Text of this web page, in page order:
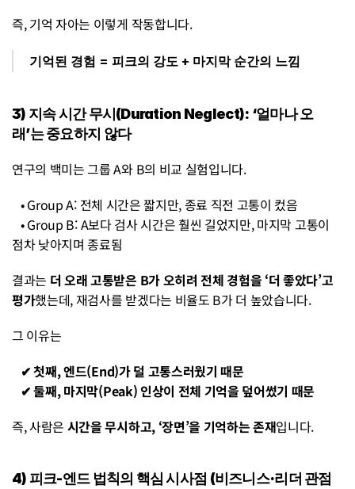
즉, 기억 자아는 이렇게 작동합니다.
기억된 경험 = 피크의 강도 + 마지막 순간의 느낌
3) 지속 시간 무시(Duration Neglect): ‘얼마나 오
래’는 중요하지 않다
연구의 백미는 그룹 A와 B의 비교 실험입니다.
   • Group A: 전체 시간은 짧지만, 종료 직전 고통이 컸음
   • Group B: A보다 검사 시간은 훨씬 길었지만, 마지막 고통이
점차 낮아지며 종료됨
결과는 더 오래 고통받은 B가 오히려 전체 경험을 ‘더 좋았다’고
평가했는데, 재검사를 받겠다는 비율도 B가 더 높았습니다.
그 이유는
  ✔ 첫째, 엔드(End)가 덜 고통스러웠기 때문
   ✔ 둘째, 마지막(Peak) 인상이 전체 기억을 덮어썼기 때문
즉, 사람은 시간을 무시하고, ‘장면’을 기억하는 존재입니다.
4) 피크-엔드 법칙의 핵심 시사점 (비즈니스·리더 관점